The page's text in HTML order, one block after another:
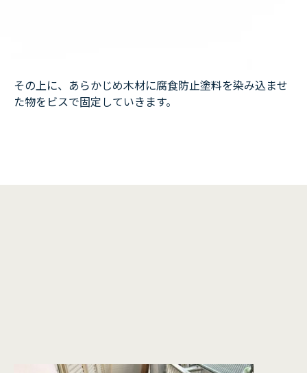
その上に、あらかじめ木材に腐食防止塗料を染み込ませ
た物をビスで固定していきます。